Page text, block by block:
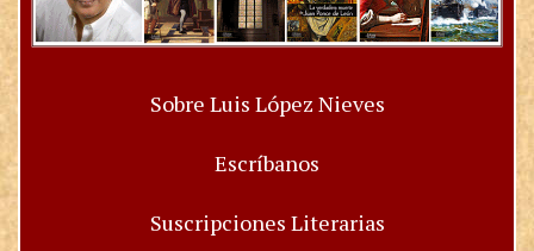
Sobre Luis López Nieves
Escríbanos
Suscripciones Literarias